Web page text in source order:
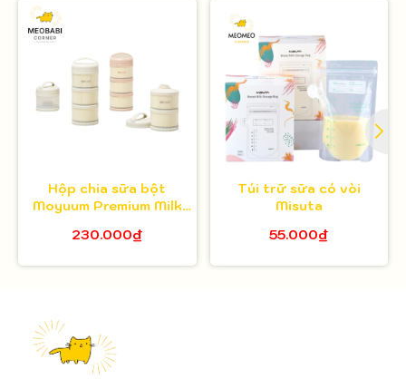
Hộp chia sữa bột
Moyuum Premium Milk
ngăn
230.000₫
Túi trữ sữa có vòi
Misuta
55.000₫